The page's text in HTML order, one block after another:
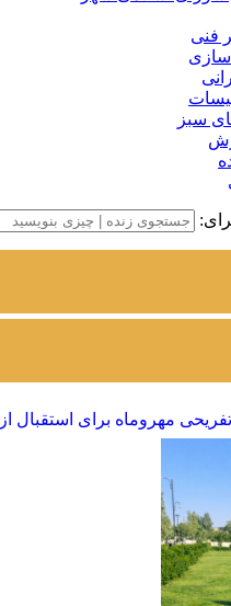
فنی
سبز
مهروماه برای استقبال از